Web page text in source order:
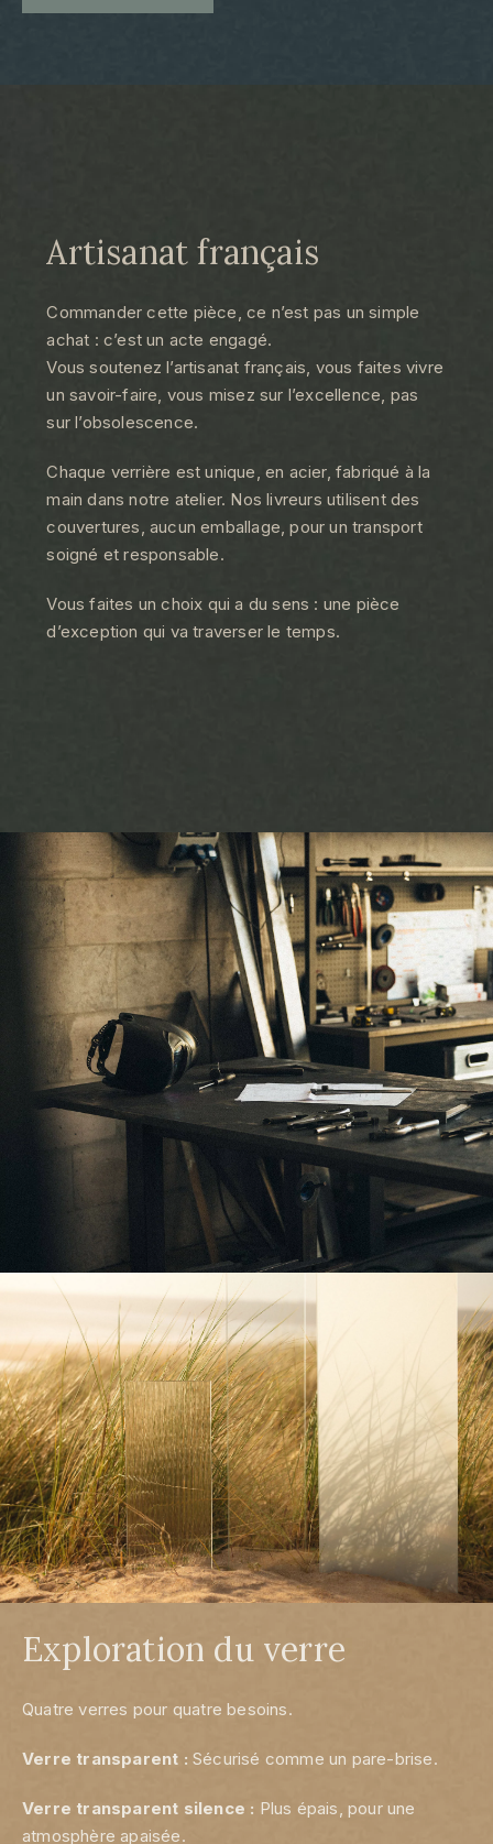
Artisanat français
Commander cette pièce, ce n’est pas un simple
achat : c’est un acte engagé.
Vous soutenez l’artisanat français, vous faites vivre
un savoir-faire, vous misez sur l’excellence, pas
sur l’obsolescence.
Chaque verrière est unique, en acier, fabriqué à la
main dans notre atelier. Nos livreurs utilisent des
couvertures, aucun emballage, pour un transport
soigné et responsable.
Vous faites un choix qui a du sens : une pièce
d’exception qui va traverser le temps.
Exploration du verre
Quatre verres pour quatre besoins.
Verre transparent : Sécurisé comme un pare-brise.
Verre transparent silence : Plus épais, pour une
atmosphère apaisée.